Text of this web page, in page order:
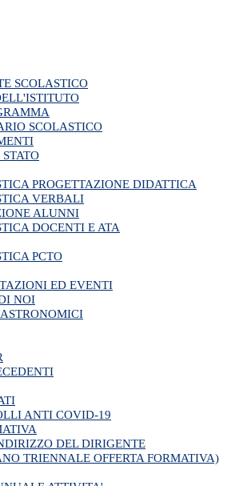
SCOLASTICO
SCOLASTICO
PROGETTAZIONE DIDATTICA
VERBALI
ALUNNI
DOCENTI E ATA
PCTO
ED EVENTI
NOI
ANTI COVID-19
DEL DIRIGENTE
TRIENNALE OFFERTA FORMATIVA)